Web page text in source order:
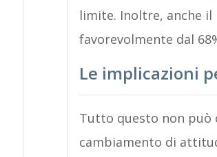
limite. Inoltre, anche
favorevolmente dal
Le implicazioni
Tutto questo non può
cambiamento di